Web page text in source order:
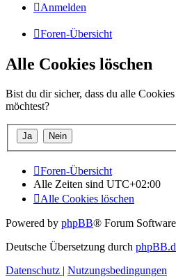
Anmelden
Foren-Übersicht
Alle Cookies löschen
Bist du dir sicher, dass du alle
möchtest?
Foren-Übersicht
Alle Zeiten sind UTC+02:00
Alle Cookies löschen
Powered by phpBB® Forum
Deutsche Übersetzung durch
Datenschutz | Nutzungsbedingungen